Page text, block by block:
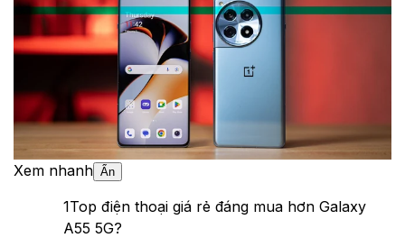
Xem nhanh Ẩn
1Top điện thoại giá rẻ đáng mua hơn Galaxy
A55 5G?